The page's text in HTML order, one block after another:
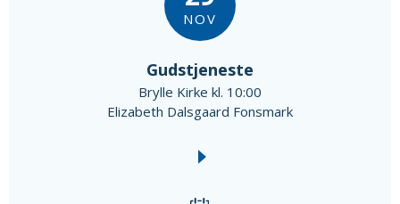
NOV
Gudstjeneste
Brylle Kirke kl. 10:00
Elizabeth Dalsgaard Fonsmark